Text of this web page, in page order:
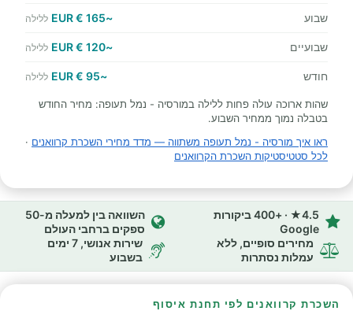
שבוע ~165 € EUR ללילה
שבועיים ~120 € EUR ללילה
חודש ~95 € EUR ללילה
שהות ארוכה עולה פחות ללילה במורסיה - נמל תעופה: מחיר החודש
בטבלה נמוך ממחיר השבוע.
ראו איך מורסיה - נמל תעופה משתווה — מדד מחירי השכרת קרוואנים ·
לכל סטטיסטיקות השכרת הקרוואנים
4.5★ · +400 ביקורות
Google
השוואה בין למעלה מ-50
ספקים ברחבי העולם
מחירים סופיים, ללא
עמלות נסתרות
שירות אנושי, 7 ימים
בשבוע
השכרת קרוואנים לפי תחנת איסוף